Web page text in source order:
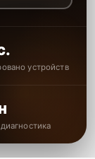
устройств